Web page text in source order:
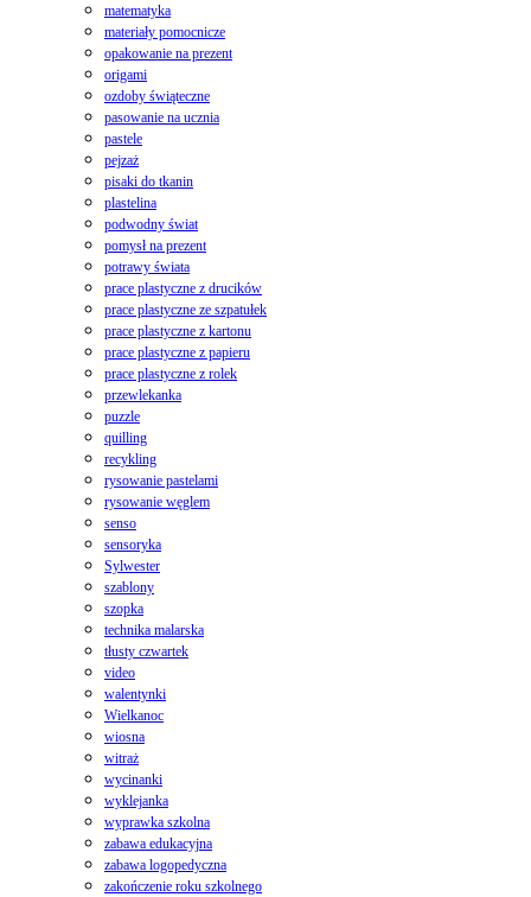
matematyka
materiały pomocnicze
opakowanie na prezent
origami
ozdoby świąteczne
pasowanie na ucznia
pastele
pejzaż
pisaki do tkanin
plastelina
podwodny świat
pomysł na prezent
potrawy świata
prace plastyczne z drucików
prace plastyczne ze szpatułek
prace plastyczne z kartonu
prace plastyczne z papieru
prace plastyczne z rolek
przewlekanka
puzzle
quilling
recykling
rysowanie pastelami
rysowanie węglem
senso
sensoryka
Sylwester
szablony
szopka
technika malarska
tłusty czwartek
video
walentynki
Wielkanoc
wiosna
witraż
wycinanki
wyklejanka
wyprawka szkolna
zabawa edukacyjna
zabawa logopedyczna
zakończenie roku szkolnego